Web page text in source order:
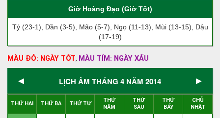
Giờ Hoàng Đạo (Giờ Tốt)
Tý (23-1), Dần (3-5), Mão (5-7), Ngọ (11-13), Mùi (13-15), Dậu
(17-19)
MÀU ĐỎ: NGÀY TỐT, MÀU TÍM: NGÀY XẤU
◄ LỊCH ÂM THÁNG 4 NĂM 2014 ►
THỨ HAI THỨ BA THỨ TƯ
THỨ
NĂM
THỨ
SÁU
THỨ
BẨY
CHỦ
NHẬT